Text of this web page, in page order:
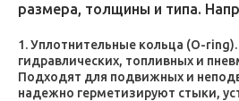
размера, толщины и типа.
Уплотнительные кольца (O-
гидравлических, топливных и
Подходят для подвижных и
надежно герметизируют стыки,